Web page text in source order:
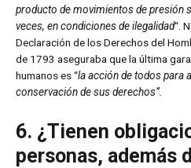
producto de movimientos de presión
veces, en condiciones de ilegalidad“.
Declaración de los Derechos del
de 1793 aseguraba que la última
humanos es “la acción de todos para
conservación de sus derechos”.
6. ¿Tienen
personas, además